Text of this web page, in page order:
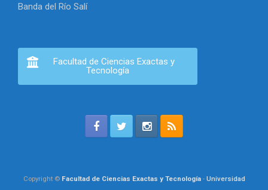
Banda del Río Salí
Facultad de Ciencias Exactas y
Tecnología
Copyright © Facultad de Ciencias Exactas y Tecnología- Universidad